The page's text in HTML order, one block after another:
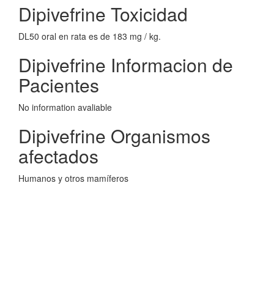
Dipivefrine Toxicidad
DL50 oral en rata es de 183 mg / kg.
Dipivefrine Informacion de
Pacientes
No information avaliable
Dipivefrine Organismos
afectados
Humanos y otros mamíferos